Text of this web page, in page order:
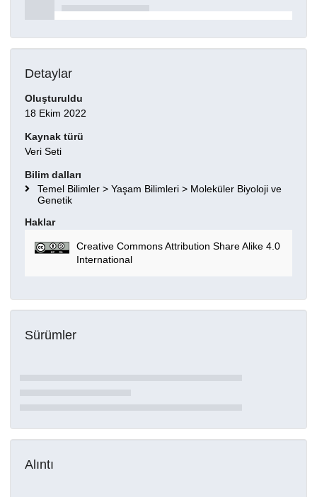
Detaylar
Oluşturuldu
18 Ekim 2022
Kaynak türü
Veri Seti
Bilim dalları
Temel Bilimler > Yaşam Bilimleri > Moleküler Biyoloji ve
Genetik
Haklar
Creative Commons Attribution Share Alike 4.0
International
Sürümler
Alıntı